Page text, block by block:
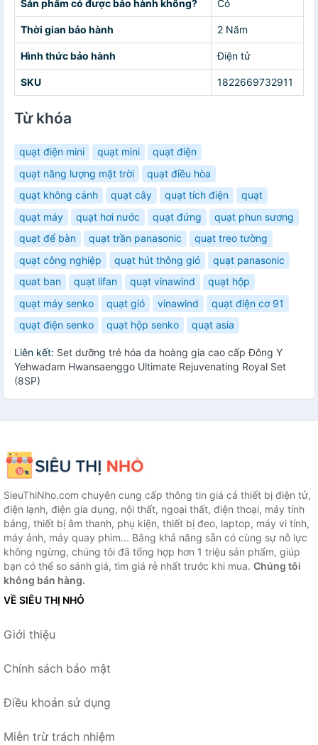
Sản phẩm có được bảo hành không? Có
Thời gian bảo hành 2 Năm
Hình thức bảo hành Điện tử
SKU 1822669732911
Từ khóa
quạt điện mini quạt mini
quạt điện
quạt năng lượng mặt trời
quạt điều hòa
quạt không cánh
quạt cây quạt tích điện
quạt
quạt máy
quạt hơi nước quạt đứng
quạt phun sương
quạt để bàn
quạt trần panasonic
quạt treo tường
quạt công nghiệp
quạt hút thông gió
quạt panasonic
quat ban
quạt lifan quạt vinawind
quạt hộp
quạt máy senko
quạt gió vinawind
quạt điện cơ 91
quạt điện senko
quạt hộp senko quạt asia
Liên kết: Set dưỡng trẻ hóa da hoàng gia cao cấp Đông Y
Yehwadam Hwansaenggo Ultimate Rejuvenating Royal Set
(8SP)
SieuThiNho.com chuyên cung cấp thông tin giá cả thiết bị điện tử,
điện lạnh, điện gia dụng, nội thất, ngoại thất, điện thoại, máy tính
bảng, thiết bị âm thanh, phụ kiện, thiết bị đeo, laptop, máy vi tính,
máy ảnh, máy quay phim... Bằng khả năng sẵn có cùng sự nỗ lực
không ngừng, chúng tôi đã tổng hợp hơn 1 triệu sản phẩm, giúp
bạn có thể so sánh giá, tìm giá rẻ nhất trước khi mua. Chúng tôi
không bán hàng.
VỀ SIÊU THỊ NHỎ
Giới thiệu
Chính sách bảo mật
Điều khoản sử dụng
Miễn trừ trách nhiệm